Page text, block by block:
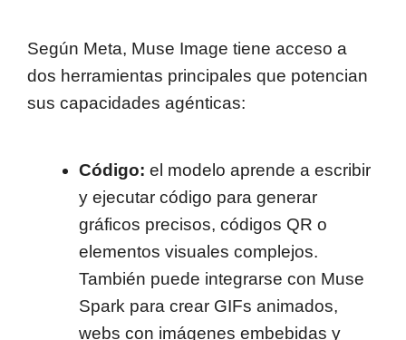
Según Meta, Muse Image tiene acceso a
dos herramientas principales que potencian
sus capacidades agénticas:
Código: el modelo aprende a escribir
y ejecutar código para generar
gráficos precisos, códigos QR o
elementos visuales complejos.
También puede integrarse con Muse
Spark para crear GIFs animados,
webs con imágenes embebidas y